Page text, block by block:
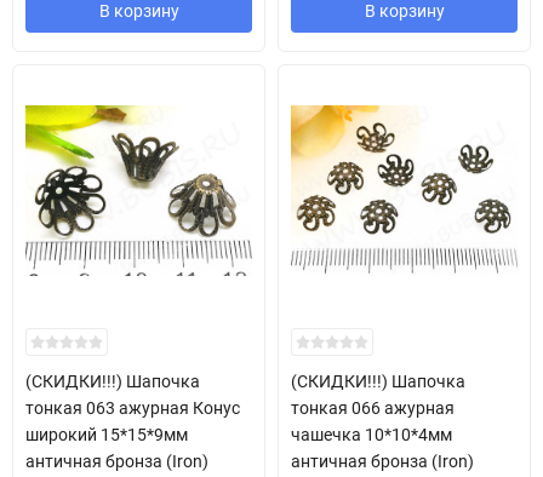
В корзину В корзину
(СКИДКИ!!!) Шапочка
тонкая 063 ажурная Конус
широкий 15*15*9мм
античная бронза (Iron)
(СКИДКИ!!!) Шапочка
тонкая 066 ажурная
чашечка 10*10*4мм
античная бронза (Iron)